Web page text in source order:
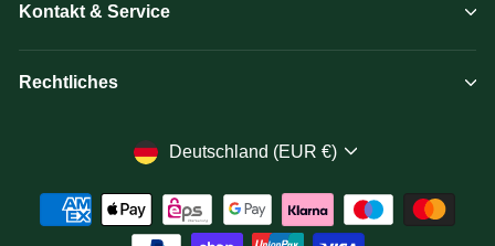
Kontakt & Service
Rechtliches
Währung
Deutschland (EUR €)